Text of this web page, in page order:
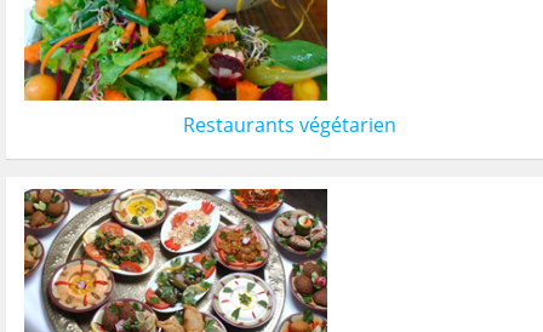
Restaurants végétarien